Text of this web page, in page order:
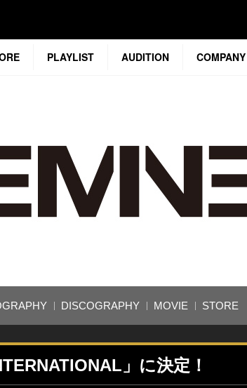
PLAYLIST AUDITION COMPANY
DISCOGRAPHY MOVIE STORE
」に決定！